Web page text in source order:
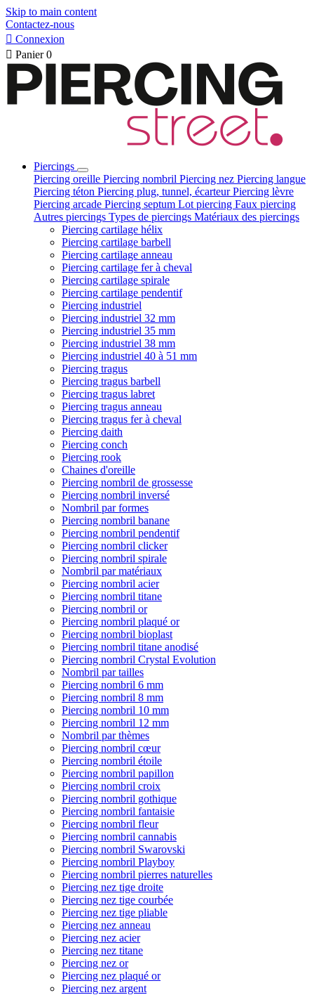
Skip to main content
Contactez-nous
 Connexion
 Panier 0
Piercings
Piercing oreille Piercing nombril Piercing nez Piercing langue
Piercing téton Piercing plug, tunnel, écarteurPiercing lèvre
Piercing arcade Piercing septum Lot piercing Faux piercing
Autres piercings Types de piercings Matériaux des piercings
Piercing cartilage hélix
Piercing cartilage barbell
Piercing cartilage anneau
Piercing cartilage fer à cheval
Piercing cartilage spirale
Piercing cartilage pendentif
Piercing industriel
Piercing industriel 32 mm
Piercing industriel 35 mm
Piercing industriel 38 mm
Piercing industriel 40 à 51 mm
Piercing tragus
Piercing tragus barbell
Piercing tragus labret
Piercing tragus anneau
Piercing tragus fer à cheval
Piercing daith
Piercing conch
Piercing rook
Chaines d'oreille
Piercing nombril de grossesse
Piercing nombril inversé
Nombril par formes
Piercing nombril banane
Piercing nombril pendentif
Piercing nombril clicker
Piercing nombril spirale
Nombril par matériaux
Piercing nombril acier
Piercing nombril titane
Piercing nombril or
Piercing nombril plaqué or
Piercing nombril bioplast
Piercing nombril titane anodisé
Piercing nombril Crystal Evolution
Nombril par tailles
Piercing nombril 6 mm
Piercing nombril 8 mm
Piercing nombril 10 mm
Piercing nombril 12 mm
Nombril par thèmes
Piercing nombril cœur
Piercing nombril étoile
Piercing nombril papillon
Piercing nombril croix
Piercing nombril gothique
Piercing nombril fantaisie
Piercing nombril fleur
Piercing nombril cannabis
Piercing nombril Swarovski
Piercing nombril Playboy
Piercing nombril pierres naturelles
Piercing nez tige droite
Piercing nez tige courbée
Piercing nez tige pliable
Piercing nez anneau
Piercing nez acier
Piercing nez titane
Piercing nez or
Piercing nez plaqué or
Piercing nez argent